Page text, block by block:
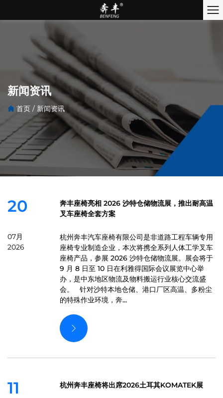
新闻资讯
首页 / 新闻资讯
20
07月
2026
奔丰座椅亮相 2026 沙特仓储物流展，推出耐高温
叉车座椅全套方案
杭州奔丰汽车座椅有限公司是非道路工程车辆专用
座椅专业制造企业，本次将携全系列人体工学叉车
座椅产品，参展 2026 沙特仓储物流展。展会将于
9 月 8 日至 10 日在利雅得国际会议展览中心举
办，是中东地区物流及物料搬运行业核心交流盛
会。 针对沙特本地仓储、港口厂区高温、多粉尘
的特殊作业环境，奔...
11 杭州奔丰座椅将出席2026土耳其KOMATEK展